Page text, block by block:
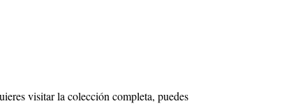
visitar la colección completa, puedes